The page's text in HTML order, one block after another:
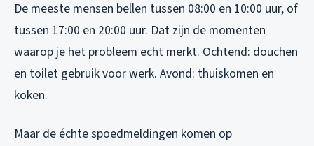
De meeste mensen bellen tussen 08:00 en 10:00 uur, of
tussen 17:00 en 20:00 uur. Dat zijn de momenten
waarop je het probleem echt merkt. Ochtend: douchen
en toilet gebruik voor werk. Avond: thuiskomen en
koken.
Maar de échte spoedmeldingen komen op